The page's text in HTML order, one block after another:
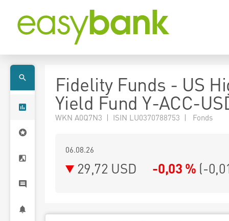
Fidelity Funds - US
Yield Fund Y-ACC-
WKN A0Q7N3 | ISIN LU0370788753 | Fonds
06.08.26
29,72 USD -0,03 % (-